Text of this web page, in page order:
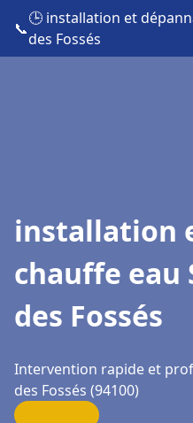
📞
🕒 installation et
des Fossés
installation
chauffe eau
des Fossés
Intervention rapide et
des Fossés (94100)